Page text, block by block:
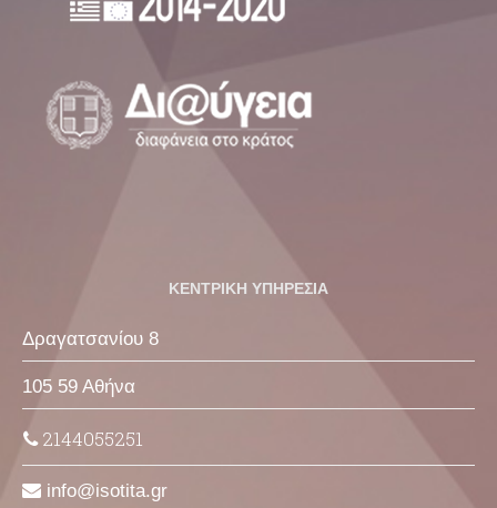
ΚΕΝΤΡΙΚΗ ΥΠΗΡΕΣΙΑ
Δραγατσανίου 8
105 59 Αθήνα
2144055251
info isotita gr